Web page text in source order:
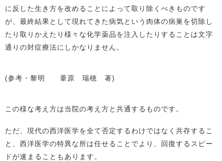
に反した生き方を改めることによって取り除くべきものです
が、最終結果として現れてきた病気という肉体の病巣を切除し
たり取りかえたり様々な化学薬品を注入したりすることは文字
通りの対症療法にしかなりません。
(参考・黎明 葦原 瑞穂 著)
この様な考え方は当院の考え方と共通するものです。
ただ、現代の西洋医学を全て否定するわけではなく共存するこ
と、西洋医学の特異な所は任せることでより、回復するスピー
ドが速まることもあります。